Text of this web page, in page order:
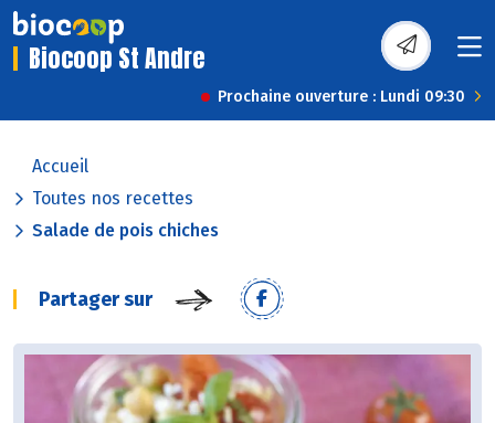
Biocoop St Andre
Prochaine ouverture : Lundi 09:30
Accueil
Toutes nos recettes
Salade de pois chiches
Partager sur